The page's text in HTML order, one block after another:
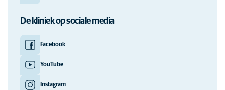
De kliniek op sociale media
Facebook
YouTube
Instagram